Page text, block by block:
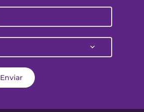
Enviar